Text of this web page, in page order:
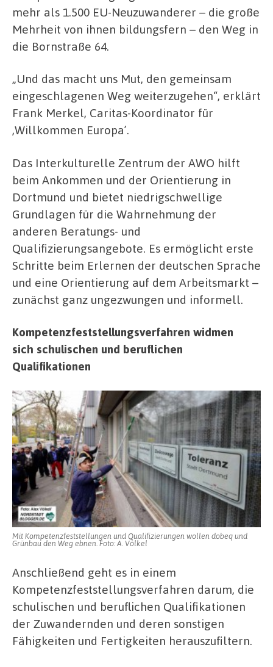
mehr als 1.500 EU-Neuzuwanderer – die große
Mehrheit von ihnen bildungsfern – den Weg in
die Bornstraße 64.
„Und das macht uns Mut, den gemeinsam
eingeschlagenen Weg weiterzugehen“, erklärt
Frank Merkel, Caritas-Koordinator für
,Willkommen Europa’.
Das Interkulturelle Zentrum der AWO hilft
beim Ankommen und der Orientierung in
Dortmund und bietet niedrigschwellige
Grundlagen für die Wahrnehmung der
anderen Beratungs- und
Qualifizierungsangebote. Es ermöglicht erste
Schritte beim Erlernen der deutschen Sprache
und eine Orientierung auf dem Arbeitsmarkt –
zunächst ganz ungezwungen und informell.
Kompetenzfeststellungsverfahren widmen
sich schulischen und beruflichen
Qualifikationen
Mit Kompetenzfeststellungen und Qualifizierungen wollen dobeq und
Grünbau den Weg ebnen. Foto: A. Völkel
Anschließend geht es in einem
Kompetenzfeststellungsverfahren darum, die
schulischen und beruflichen Qualifikationen
der Zuwandernden und deren sonstigen
Fähigkeiten und Fertigkeiten herauszufiltern.